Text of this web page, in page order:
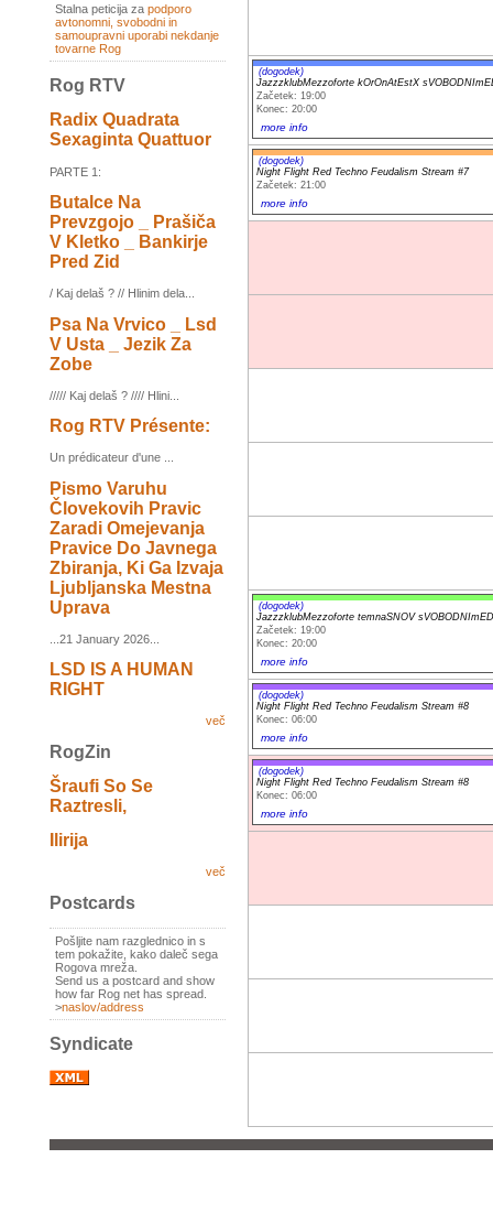
Stalna peticija za podporo
avtonomni, svobodni in
samoupravni uporabi nekdanje
tovarne Rog
Rog RTV
Radix Quadrata
Sexaginta Quattuor
PARTE 1:
Butalce Na
Prevzgojo _ Prašiča
V Kletko _ Bankirje
Pred Zid
/ Kaj delaš ? // Hlinim dela...
Psa Na Vrvico _ Lsd
V Usta _ Jezik Za
Zobe
///// Kaj delaš ? //// Hlini...
Rog RTV Présente:
Un prédicateur d'une ...
Pismo Varuhu
Človekovih Pravic
Zaradi Omejevanja
Pravice Do Javnega
Zbiranja, Ki Ga Izvaja
Ljubljanska Mestna
Uprava
...21 January 2026...
LSD IS A HUMAN
RIGHT
več
RogZin
Šraufi So Se
Raztresli,
Ilirija
več
Postcards
Pošljite nam razglednico in s
tem pokažite, kako daleč sega
Rogova mreža.
Send us a postcard and show
how far Rog net has spread.
>naslov/address
Syndicate
(dogodek)
JazzzklubMezzoforte kOrOnAtEstX
Začetek: 19:00
Konec: 20:00
more info
(dogodek)
Night Flight Red Techno Feudalism Stream #7
Začetek: 21:00
more info
(dogodek)
JazzzklubMezzoforte temnaSNOV
Začetek: 19:00
Konec: 20:00
more info
(dogodek)
Night Flight Red Techno Feudalism Stream #8
Konec: 06:00
more info
(dogodek)
Night Flight Red Techno Feudalism Stream #8
Konec: 06:00
more info